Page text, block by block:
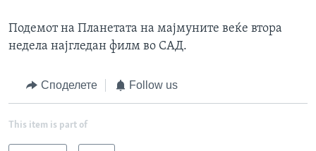
Подемот на Планетата на мајмуните веќе втора
недела најгледан филм во САД.
Споделете Follow us
This item is part of